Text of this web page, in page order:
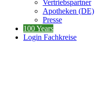
Vertriebspartner
Apotheken (DE)
Presse
100 Years
Login Fachkreise